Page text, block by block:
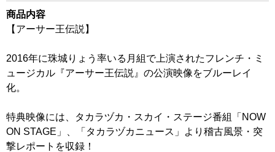
商品内容
【アーサー王伝説】
2016年に珠城りょう率いる月組で上演されたフレンチ・ミ
ュージカル『アーサー王伝説』の公演映像をブルーレイ
化。
特典映像には、タカラヅカ・スカイ・ステージ番組「NOW
ON STAGE」、「タカラヅカニュース」より稽古風景・突
撃レポートを収録！